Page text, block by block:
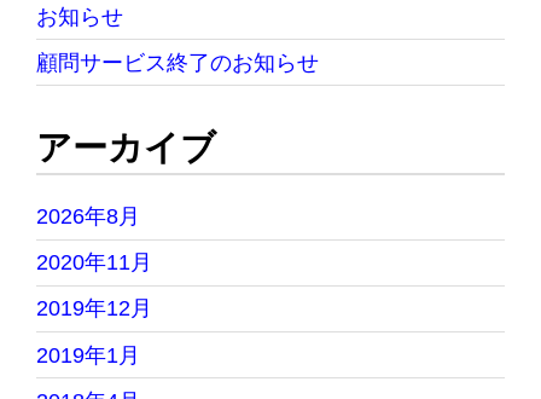
お知らせ
顧問サービス終了のお知らせ
アーカイブ
2026年8月
2020年11月
2019年12月
2019年1月